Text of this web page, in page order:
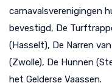
carnavalsverenigingen
bevestigd, De
(Hasselt), De Narren
(Zwolle), De Hunnen
het Gelderse Vaassen.